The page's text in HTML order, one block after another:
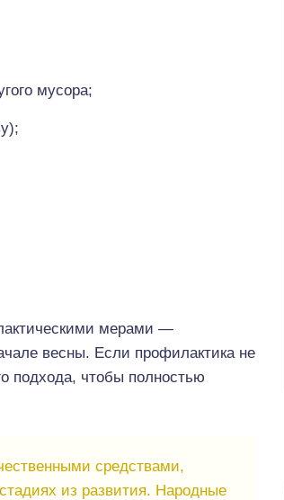
мусора;
мерами —
весны. Если профилактика не
подхода, чтобы полностью
средствами,
из развития. Народные